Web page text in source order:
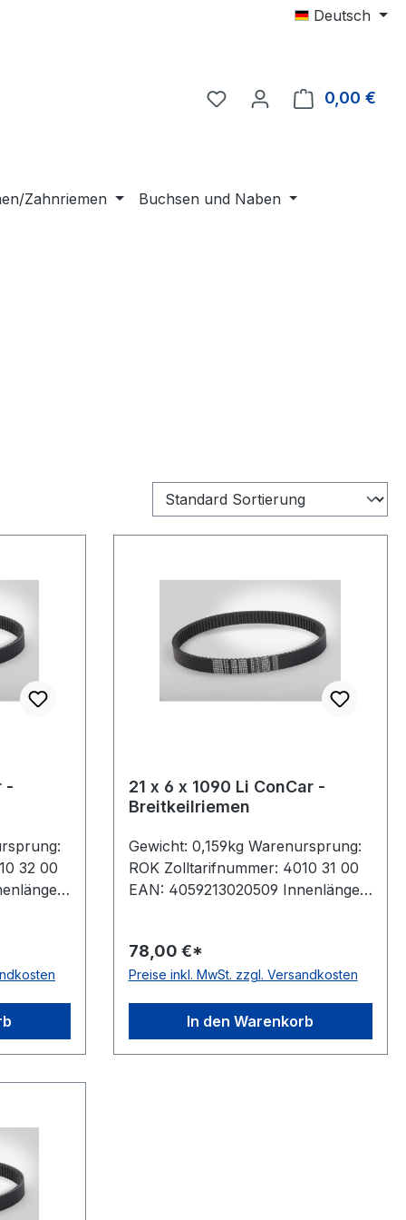
Deutsch
0,00 €
Zahnriemen
Buchsen und Naben
-
32 00
Norm:
21 x 6 x 1090 Li ConCar -
Breitkeilriemen
Gewicht: 0,159kg Warenursprung:
ROK Zolltarifnummer: 4010 31 00
EAN: 4059213020509 Innenlänge:
ConCar Ausführung: flankenoffen,
formgezahnt antistatisch: ja Norm:
Höhe: 6mm Winkel: 27° Material:
Neoprene Zugstrang: Polyester
78,00 €*
Preise inkl. MwSt. zzgl. Versandkosten
In den Warenkorb